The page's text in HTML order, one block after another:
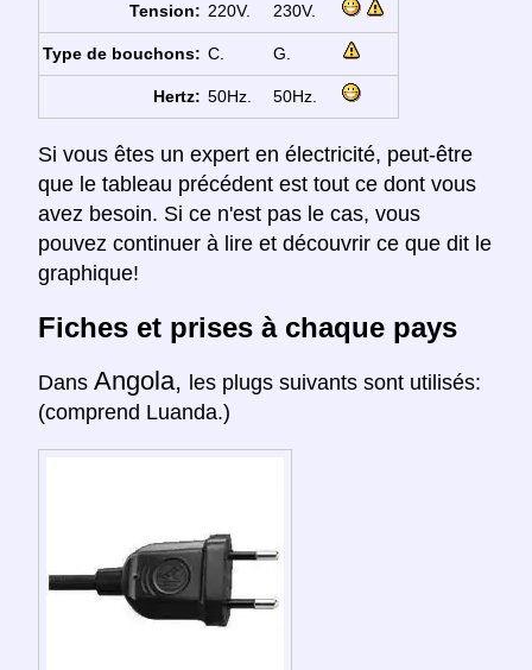
Tension: 220V. 230V.
Type de bouchons: C. G.
Hertz: 50Hz. 50Hz.
Si vous êtes un expert en électricité, peut-être
que le tableau précédent est tout ce dont vous
avez besoin. Si ce n'est pas le cas, vous
pouvez continuer à lire et découvrir ce que dit le
graphique!
Fiches et prises à chaque pays
Dans Angola, les plugs suivants sont utilisés:
(comprend Luanda.)